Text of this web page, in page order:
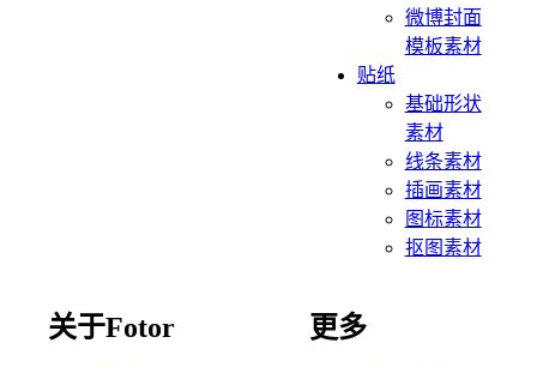
微博封面
模板素材
贴纸
基础形状
素材
线条素材
插画素材
图标素材
抠图素材
关于Fotor 更多